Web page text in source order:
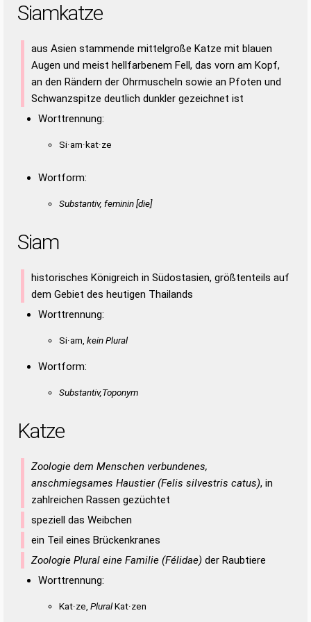
Siamkatze
aus Asien stammende mittelgroße Katze mit blauen
Augen und meist hellfarbenem Fell, das vorn am Kopf,
an den Rändern der Ohrmuscheln sowie an Pfoten und
Schwanzspitze deutlich dunkler gezeichnet ist
Worttrennung:
Si·am·kat·ze
Wortform:
Substantiv, feminin [die]
Siam
historisches Königreich in Südostasien, größtenteils auf
dem Gebiet des heutigen Thailands
Worttrennung:
Si·am, kein Plural
Wortform:
Substantiv,Toponym
Katze
Zoologie dem Menschen verbundenes,
anschmiegsames Haustier (Felis silvestris catus), in
zahlreichen Rassen gezüchtet
speziell das Weibchen
ein Teil eines Brückenkranes
Zoologie Plural eine Familie (Félidae) der Raubtiere
Worttrennung:
Kat·ze, PluralKat·zen